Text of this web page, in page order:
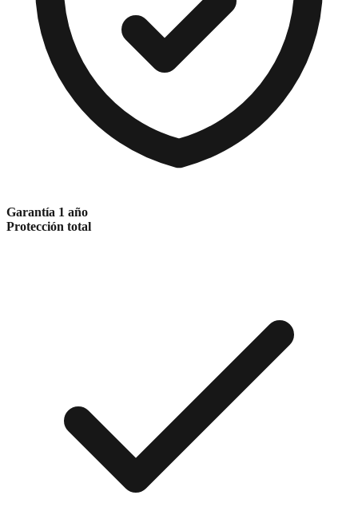
Garantía 1 año
Protección total